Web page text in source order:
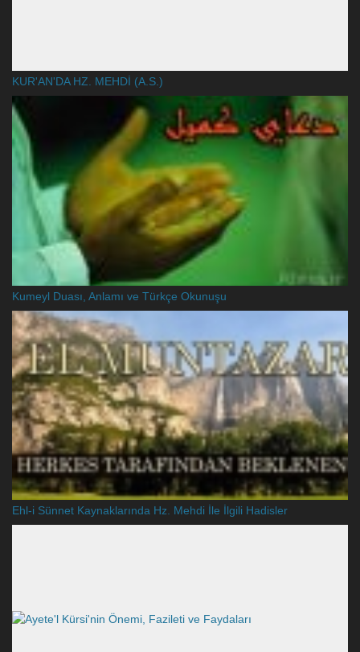
KUR'AN'DA HZ. MEHDİ (A.S.)
Kumeyl Duası, Anlamı ve Türkçe Okunuşu
Ehl-i Sünnet Kaynaklarında Hz. Mehdi İle İlgili Hadisler